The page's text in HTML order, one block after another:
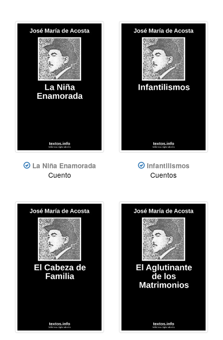
La Niña Enamorada
Cuento
Infantilismos
Cuentos